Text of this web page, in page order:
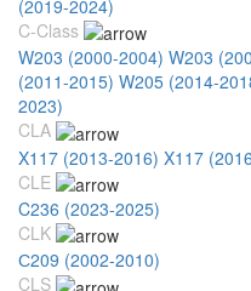
(2019-2024)
C-Class
W203 (2000-2004) W203
(2011-2015) W205 (2014-
2023)
CLA
X117 (2013-2016) X117
CLE
C236 (2023-2025)
CLK
С209 (2002-2010)
CLS